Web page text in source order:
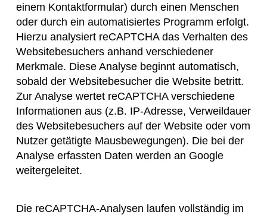
einem Kontaktformular) durch einen Menschen
oder durch ein automatisiertes Programm erfolgt.
Hierzu analysiert reCAPTCHA das Verhalten des
Websitebesuchers anhand verschiedener
Merkmale. Diese Analyse beginnt automatisch,
sobald der Websitebesucher die Website betritt.
Zur Analyse wertet reCAPTCHA verschiedene
Informationen aus (z.B. IP-Adresse, Verweildauer
des Websitebesuchers auf der Website oder vom
Nutzer getätigte Mausbewegungen). Die bei der
Analyse erfassten Daten werden an Google
weitergeleitet.
Die reCAPTCHA-Analysen laufen vollständig im